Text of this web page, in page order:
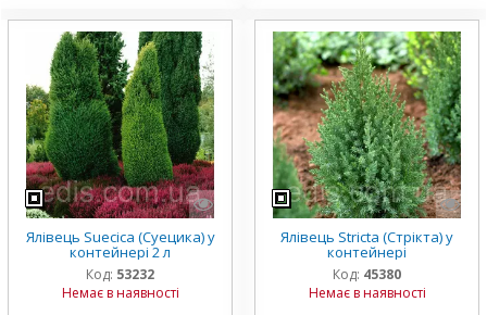
Ялівець Suecica (Суецика) у
контейнері 2 л
Код: 53232
Немає в наявності
Ялівець Stricta (Стрікта) у
контейнері
Код: 45380
Немає в наявності